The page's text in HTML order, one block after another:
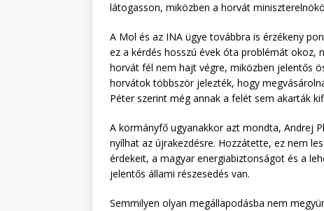
látogasson, miközben a horvát
A Mol és az INA ügye továbbra is érzékeny
ez a kérdés hosszú évek óta problémát okoz,
horvát fél nem hajt végre, miközben jelentős
horvátok többször jelezték, hogy
Péter szerint még annak a felét sem akarták
A kormányfő ugyanakkor azt mondta, Andrej
nyílhat az újrakezdésre. Hozzátette, ez nem
érdekeit, a magyar energiabiztonságot és a
jelentős állami részesedés van.
Semmilyen olyan megállapodásba nem